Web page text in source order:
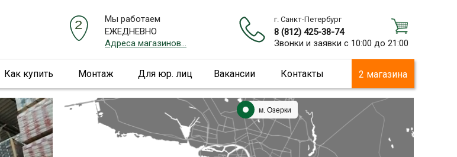
г. Санкт-Петербург
8 (812) 425-38-74
Звонки и заявки с 10:00 до 21:00
Мы работаем
ЕЖЕДНЕВНО
Адреса магазинов...
Как купить Монтаж Для юр. лиц Вакансии Контакты 2 магазина
м. Озерки